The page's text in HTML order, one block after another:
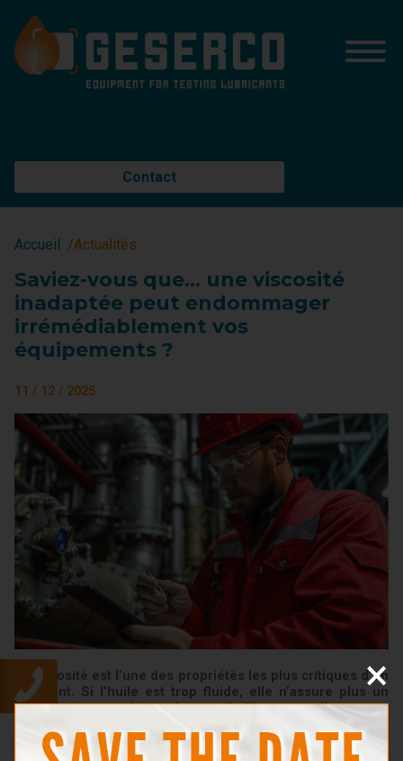
Contact
Accueil Actualités
Saviez-vous que… une viscosité
inadaptée peut endommager
irrémédiablement vos
équipements ?
11 / 12 / 2025
La viscosité est l’une des propriétés les plus critiques d’un
lubrifiant. Si l’huile est trop fluide, elle n’assure plus un
bon contact entre les surfaces métalliques ; si elle est trop
entraîne une surconsommation d’énergie.
×